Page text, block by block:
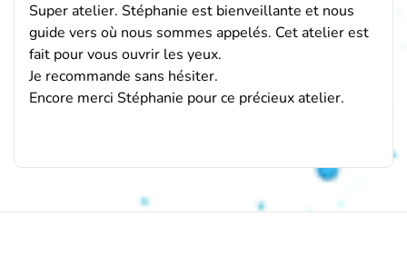
Super atelier. Stéphanie est bienveillante et nous
guide vers où nous sommes appelés. Cet atelier est
fait pour vous ouvrir les yeux.
Je recommande sans hésiter.
Encore merci Stéphanie pour ce précieux atelier.